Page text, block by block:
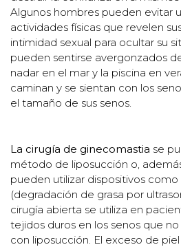
Algunos hombres pueden evitar
actividades físicas que revelen
intimidad sexual para ocultar su
pueden sentirse avergonzados
nadar en el mar y la piscina en
caminan y se sientan con los
el tamaño de sus senos.
La cirugía de ginecomastia se
método de liposucción o,
pueden utilizar dispositivos como
(degradación de grasa por
cirugía abierta se utiliza en
tejidos duros en los senos que
con liposucción. El exceso de